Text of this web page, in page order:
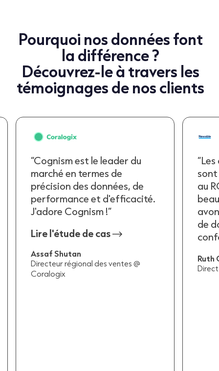
Pourquoi nos données font
la différence ?
Découvrez-le à travers les
témoignages de nos clients
“Cognism est le leader du
marché en termes de
précision des données, de
performance et d'efficacité.
J'adore Cognism !”
Lire l'étude de cas
Assaf Shutan
Directeur régional des ventes @
Coralogix
au
de
Ruth